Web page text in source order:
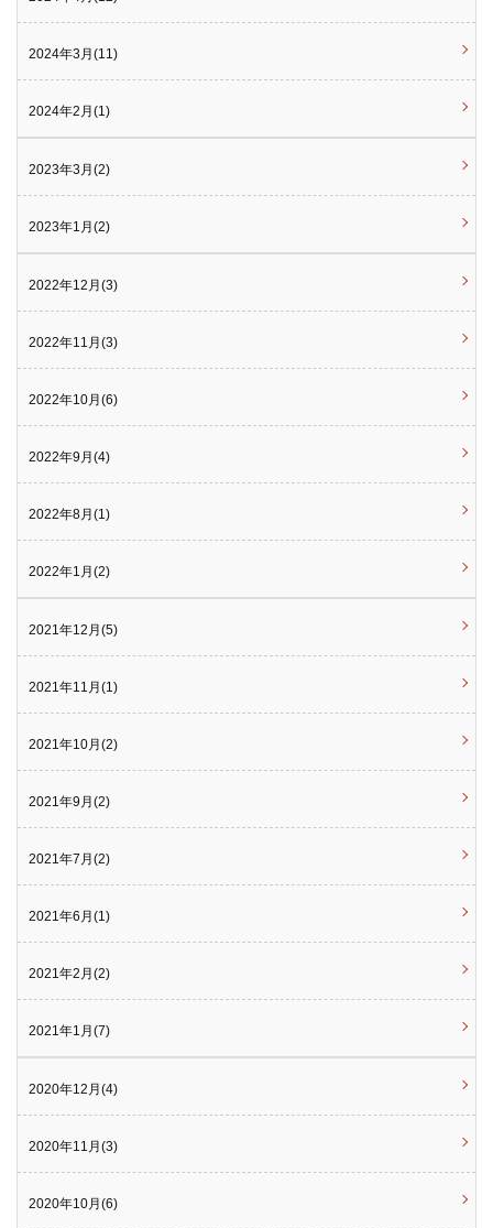
2024年3月(11)
2024年2月(1)
2023年3月(2)
2023年1月(2)
2022年12月(3)
2022年11月(3)
2022年10月(6)
2022年9月(4)
2022年8月(1)
2022年1月(2)
2021年12月(5)
2021年11月(1)
2021年10月(2)
2021年9月(2)
2021年7月(2)
2021年6月(1)
2021年2月(2)
2021年1月(7)
2020年12月(4)
2020年11月(3)
2020年10月(6)